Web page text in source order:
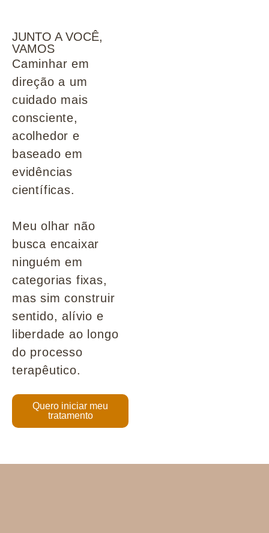
JUNTO A VOCÊ,
VAMOS
Caminhar em
direção a um
cuidado mais
consciente,
acolhedor e
baseado em
evidências
científicas.
Meu olhar não
busca encaixar
ninguém em
categorias fixas,
mas sim construir
sentido, alívio e
liberdade ao longo
do processo
terapêutico.
Quero iniciar meu
tratamento